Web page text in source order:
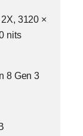
3120 ×
nits
8 Gen 3